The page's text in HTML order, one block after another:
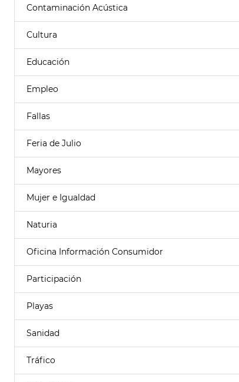
Contaminación Acústica
Cultura
Educación
Empleo
Fallas
Feria de Julio
Mayores
Mujer e Igualdad
Naturia
Oficina Información Consumidor
Participación
Playas
Sanidad
Tráfico